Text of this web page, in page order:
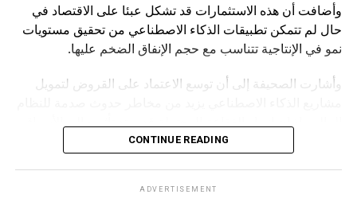
وأضافت أن هذه الاستثمارات قد تشكل عبئا على الاقتصاد في
حال لم تتمكن تطبيقات الذكاء الاصطناعي من تحقيق مستويات
نمو في الإنتاجية تتناسب مع حجم الإنفاق الضخم عليها.
وأشارت الصحيفة إلى أن توسع الاعتماد على القروض لتمويل
وكانت صحيفة “NOTUS” قد نقلت في وقت سابق أن محللين
في وزارة الخزانة الأميركية حذروا من ارتفاع المخاطر التي قد
CONTINUE READING
ADVERTISEMENT